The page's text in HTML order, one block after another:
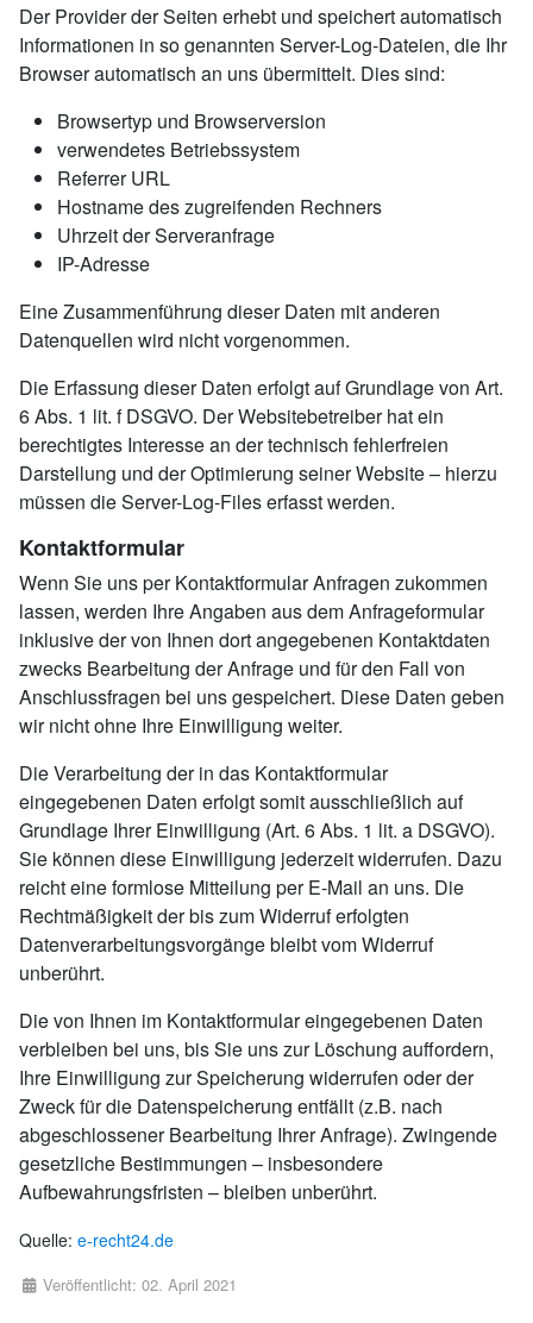
Der Provider der Seiten erhebt und speichert automatisch
Informationen in so genannten Server-Log-Dateien, die Ihr
Browser automatisch an uns übermittelt. Dies sind:
Browsertyp und Browserversion
verwendetes Betriebssystem
Referrer URL
Hostname des zugreifenden Rechners
Uhrzeit der Serveranfrage
IP-Adresse
Eine Zusammenführung dieser Daten mit anderen
Datenquellen wird nicht vorgenommen.
Die Erfassung dieser Daten erfolgt auf Grundlage von Art.
6 Abs. 1 lit. f DSGVO. Der Websitebetreiber hat ein
berechtigtes Interesse an der technisch fehlerfreien
Darstellung und der Optimierung seiner Website – hierzu
müssen die Server-Log-Files erfasst werden.
Kontaktformular
Wenn Sie uns per Kontaktformular Anfragen zukommen
lassen, werden Ihre Angaben aus dem Anfrageformular
inklusive der von Ihnen dort angegebenen Kontaktdaten
zwecks Bearbeitung der Anfrage und für den Fall von
Anschlussfragen bei uns gespeichert. Diese Daten geben
wir nicht ohne Ihre Einwilligung weiter.
Die Verarbeitung der in das Kontaktformular
eingegebenen Daten erfolgt somit ausschließlich auf
Grundlage Ihrer Einwilligung (Art. 6 Abs. 1 lit. a DSGVO).
Sie können diese Einwilligung jederzeit widerrufen. Dazu
reicht eine formlose Mitteilung per E-Mail an uns. Die
Rechtmäßigkeit der bis zum Widerruf erfolgten
Datenverarbeitungsvorgänge bleibt vom Widerruf
unberührt.
Die von Ihnen im Kontaktformular eingegebenen Daten
verbleiben bei uns, bis Sie uns zur Löschung auffordern,
Ihre Einwilligung zur Speicherung widerrufen oder der
Zweck für die Datenspeicherung entfällt (z.B. nach
abgeschlossener Bearbeitung Ihrer Anfrage). Zwingende
gesetzliche Bestimmungen – insbesondere
Aufbewahrungsfristen – bleiben unberührt.
Quelle: e-recht24.de
DetailsVeröffentlicht: 02. April 2021